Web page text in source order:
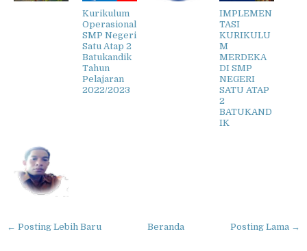
Kurikulum
Operasional
SMP Negeri
Satu Atap 2
Batukandik
Tahun
Pelajaran
2022/2023
IMPLEMEN
TASI
KURIKULU
M
MERDEKA
DI SMP
NEGERI
SATU ATAP
2
BATUKAND
IK
← Posting Lebih Baru Posting Lama →
Beranda